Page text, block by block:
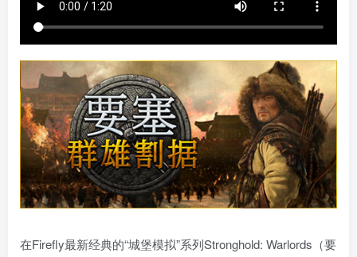
在Firefly最新经典的“城堡模拟”系列Stronghold: Warlords（要